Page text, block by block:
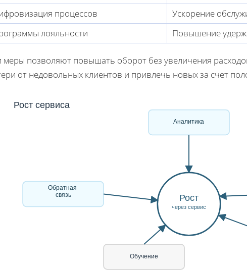
процессов
Ускорение
лояльности
Повышение
меры позволяют повышать оборот без увеличения
от недовольных клиентов и привлечь новых за счет
Рост сервиса
Аналитика
Обучение
Обратная
связь
Рост
через сервис